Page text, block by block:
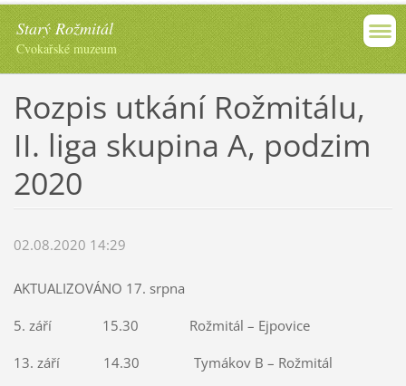
Starý Rožmitál
Cvokařské muzeum
Rozpis utkání Rožmitálu,
II. liga skupina A, podzim
2020
02.08.2020 14:29
AKTUALIZOVÁNO 17. srpna
5. září 15.30 Rožmitál – Ejpovice
13. září 14.30 Tymákov B – Rožmitál